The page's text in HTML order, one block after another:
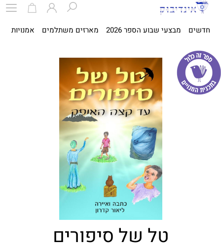
חדשים מבצעי שבוע הספר 2026 מארזים משתלמים אמנויות
טל של סיפורים